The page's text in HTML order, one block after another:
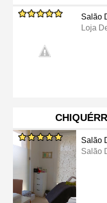
Salão
Loja
Salão
Salão